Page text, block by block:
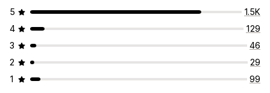
5
1.5K
4
129
3
46
2
29
1
99